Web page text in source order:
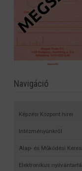
Navigáció
Képzési Központ hírei
Intézményünkről
Alap- és Működési
Elektronikus